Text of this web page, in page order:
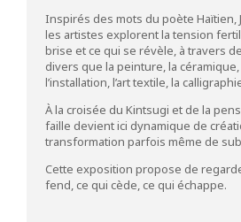
Inspirés des mots du poète Haïtien,
les artistes explorent la tension
brise et ce qui se révèle, à travers
divers que la peinture, la
l’installation, l’art textile, la
À la croisée du Kintsugi et de la
faille devient ici dynamique de
transformation parfois même de
Cette exposition propose de
fend, ce qui cède, ce qui échappe.